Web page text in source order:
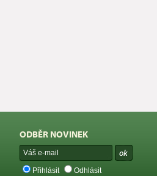
ODBĚR NOVINEK
Přihlásit Odhlásit